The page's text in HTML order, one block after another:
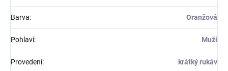
Barva: Oranžová
Pohlaví: Muži
Provedení: krátký rukáv